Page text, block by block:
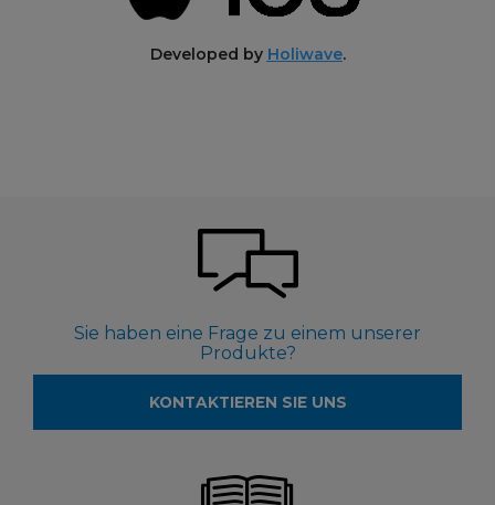
Developed by Holiwave.
Sie haben eine Frage zu einem unserer
Produkte?
KONTAKTIEREN SIE UNS